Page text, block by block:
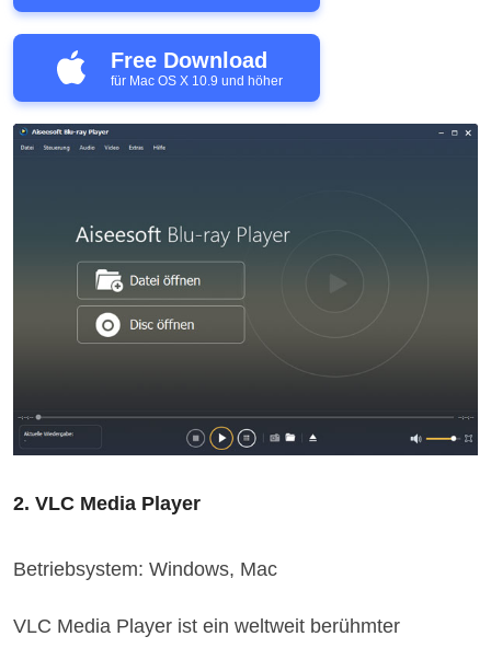
Free Download
für Mac OS X 10.9 und höher
2. VLC Media Player
Betriebsystem: Windows, Mac
VLC Media Player ist ein weltweit berühmter